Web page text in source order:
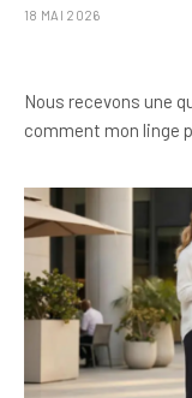
18 MAI 2026
Nous recevons une
comment mon linge